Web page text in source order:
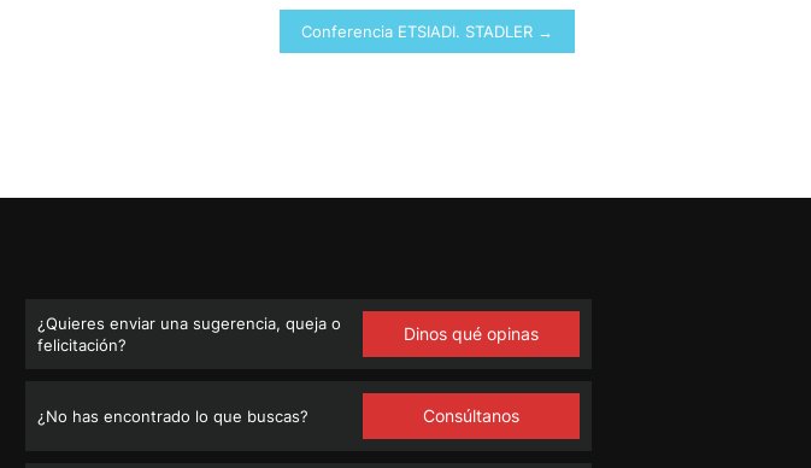
Conferencia ETSIADI. STADLER →
¿Quieres enviar una sugerencia, queja o
felicitación?
Dinos qué opinas
¿No has encontrado lo que buscas? Consúltanos